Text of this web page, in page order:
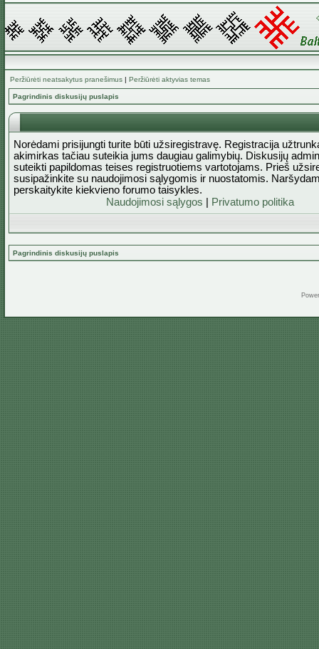
Peržiūrėti neatsakytus pranešimus | Peržiūrėti aktyvias temas
Pagrindinis diskusijų puslapis
Norėdami prisijungti turite būti užsiregistravę. Registracija
akimirkas tačiau suteikia jums daugiau galimybių. Diskusijų
suteikti papildomas teises registruotiems vartotojams. Prieš
susipažinkite su naudojimosi sąlygomis ir nuostatomis.
perskaitykite kiekvieno forumo taisykles.
Naudojimosi sąlygos
Privatumo politika
Pagrindinis diskusijų puslapis